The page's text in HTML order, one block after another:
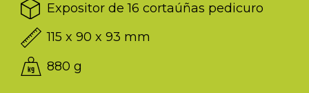
Expositor de 16 cortaúñas pedicuro
115 x 90 x 93 mm
880 g